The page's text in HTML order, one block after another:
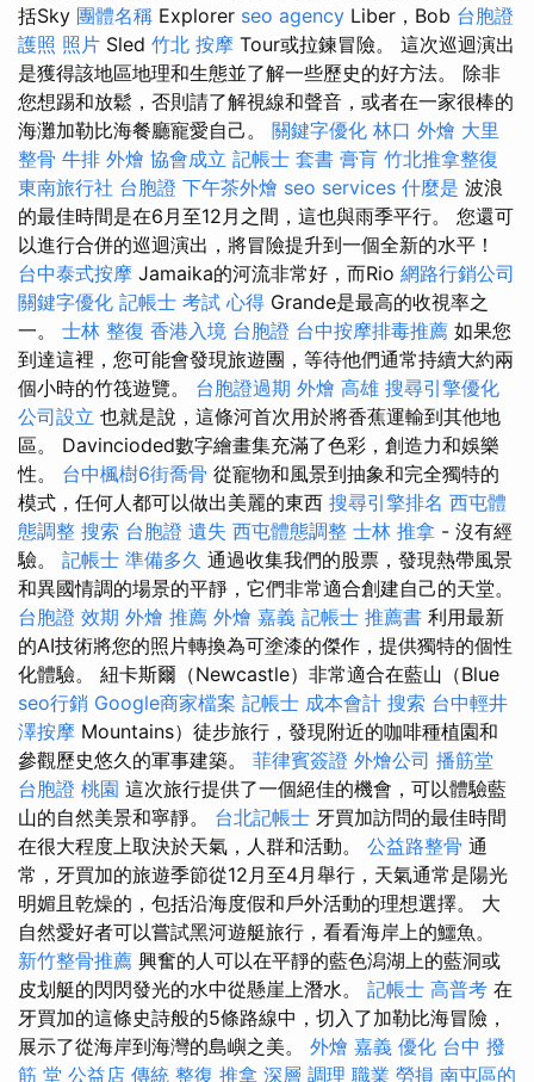
括Sky 團體名稱 Explorer seo agency Liber，Bob 台胞證
護照 照片 Sled 竹北 按摩 Tour或拉鍊冒險。 這次巡迴演出
是獲得該地區地理和生態並了解一些歷史的好方法。 除非
您想踢和放鬆，否則請了解視線和聲音，或者在一家很棒的
海灘加勒比海餐廳寵愛自己。 關鍵字優化 林口 外燴 大里
整骨 牛排 外燴 協會成立 記帳士 套書 膏肓 竹北推拿整復
東南旅行社 台胞證 下午茶外燴 seo services 什麼是 波浪
的最佳時間是在6月至12月之間，這也與雨季平行。 您還可
以進行合併的巡迴演出，將冒險提升到一個全新的水平！
台中泰式按摩 Jamaika的河流非常好，而Rio 網路行銷公司
關鍵字優化 記帳士 考試 心得 Grande是最高的收視率之
一。 士林 整復 香港入境 台胞證 台中按摩排毒推薦 如果您
到達這裡，您可能會發現旅遊團，等待他們通常持續大約兩
個小時的竹筏遊覽。 台胞證過期 外燴 高雄 搜尋引擎優化
公司設立 也就是說，這條河首次用於將香蕉運輸到其他地
區。 Davincioded數字繪畫集充滿了色彩，創造力和娛樂
性。 台中楓樹6街喬骨 從寵物和風景到抽象和完全獨特的
模式，任何人都可以做出美麗的東西 搜尋引擎排名 西屯體
態調整 搜索 台胞證 遺失 西屯體態調整 士林 推拿 - 沒有經
驗。 記帳士 準備多久 通過收集我們的股票，發現熱帶風景
和異國情調的場景的平靜，它們非常適合創建自己的天堂。
台胞證 效期 外燴 推薦 外燴 嘉義 記帳士 推薦書 利用最新
的AI技術將您的照片轉換為可塗漆的傑作，提供獨特的個性
化體驗。 紐卡斯爾（Newcastle）非常適合在藍山（Blue
seo行銷 Google商家檔案 記帳士 成本會計 搜索 台中輕井
澤按摩 Mountains）徒步旅行，發現附近的咖啡種植園和
參觀歷史悠久的軍事建築。 菲律賓簽證 外燴公司 播筋堂
台胞證 桃園 這次旅行提供了一個絕佳的機會，可以體驗藍
山的自然美景和寧靜。 台北記帳士 牙買加訪問的最佳時間
在很大程度上取決於天氣，人群和活動。 公益路整骨 通
常，牙買加的旅遊季節從12月至4月舉行，天氣通常是陽光
明媚且乾燥的，包括沿海度假和戶外活動的理想選擇。 大
自然愛好者可以嘗試黑河遊艇旅行，看看海岸上的鱷魚。
新竹整骨推薦 興奮的人可以在平靜的藍色潟湖上的藍洞或
皮划艇的閃閃發光的水中從懸崖上潛水。 記帳士 高普考 在
牙買加的這條史詩般的5條路線中，切入了加勒比海冒險，
展示了從海岸到海灣的島嶼之美。 外燴 嘉義 優化 台中 撥
筋 堂 公益店 傳統 整復 推拿 深層 調理 職業 勞損 南屯區的